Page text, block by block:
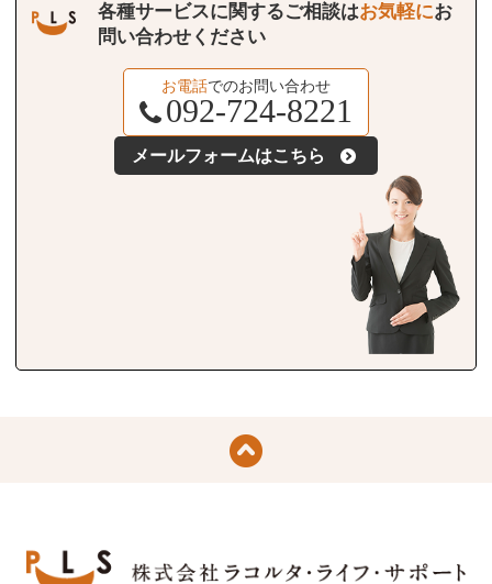
各種サービスに関するご相談はお気軽にお
問い合わせください
お電話でのお問い合わせ
092-724-8221
メールフォームはこちら